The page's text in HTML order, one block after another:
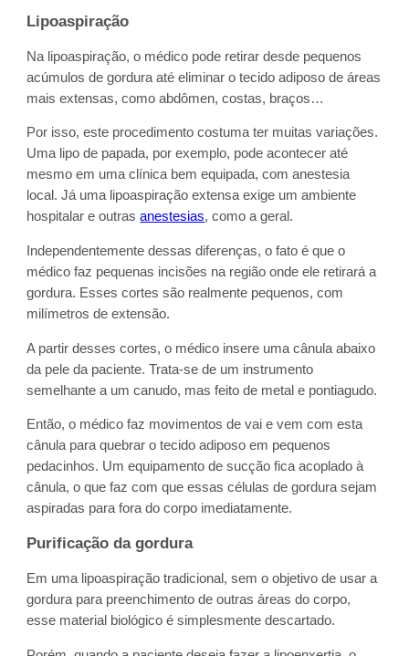
Lipoaspiração
Na lipoaspiração, o médico pode retirar desde pequenos
acúmulos de gordura até eliminar o tecido adiposo de áreas
mais extensas, como abdômen, costas, braços…
Por isso, este procedimento costuma ter muitas variações.
Uma lipo de papada, por exemplo, pode acontecer até
mesmo em uma clínica bem equipada, com anestesia
local. Já uma lipoaspiração extensa exige um ambiente
hospitalar e outrasanestesias, como a geral.
Independentemente dessas diferenças, o fato é que o
médico faz pequenas incisões na região onde ele retirará a
gordura. Esses cortes são realmente pequenos, com
milímetros de extensão.
A partir desses cortes, o médico insere uma cânula abaixo
da pele da paciente. Trata-se de um instrumento
semelhante a um canudo, mas feito de metal e pontiagudo.
Então, o médico faz movimentos de vai e vem com esta
cânula para quebrar o tecido adiposo em pequenos
pedacinhos. Um equipamento de sucção fica acoplado à
cânula, o que faz com que essas células de gordura sejam
aspiradas para fora do corpo imediatamente.
Purificação da gordura
Em uma lipoaspiração tradicional, sem o objetivo de usar a
gordura para preenchimento de outras áreas do corpo,
esse material biológico é simplesmente descartado.